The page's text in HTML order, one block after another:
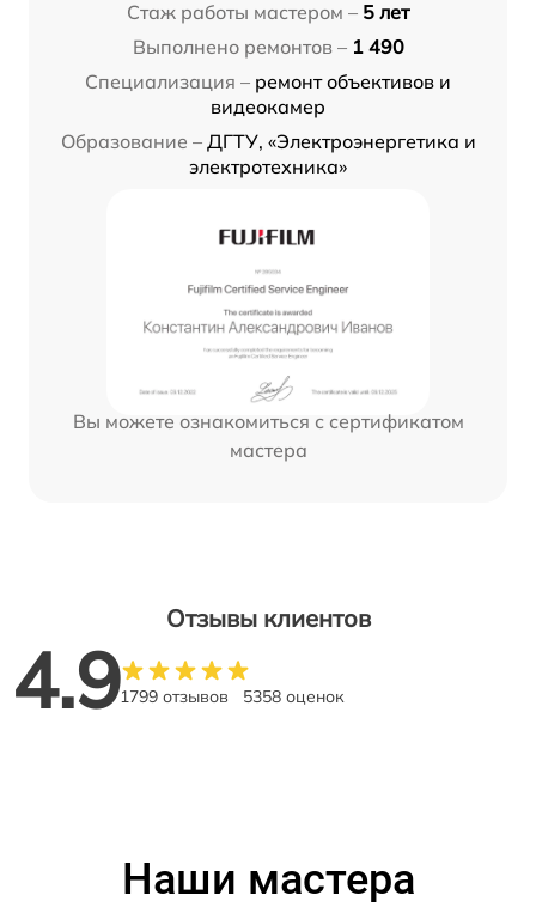
Стаж работы мастером – 5 лет
Выполнено ремонтов – 1 490
Специализация – ремонт объективов и
видеокамер
Образование – ДГТУ, «Электроэнергетика и
электротехника»
Вы можете ознакомиться с сертификатом
мастера
Отзывы клиентов
4.91799 отзывов 5358 оценок
Наши мастера